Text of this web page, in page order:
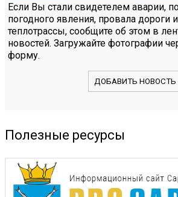
Если Вы стали свидетелем аварии,
погодного явления, провала дороги
теплотрассы, сообщите об этом в
новостей. Загружайте фотографии
форму.
ДОБАВИТЬ НОВОСТЬ
Полезные ресурсы